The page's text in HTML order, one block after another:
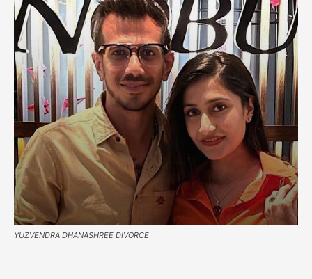
YUZVENDRA DHANASHREE DIVORCE